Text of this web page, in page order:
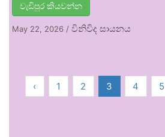
වැඩිපුර කියවන්න
May 22, 2026 / විනිවිද සායනය
‹ 1 2 3 4 5